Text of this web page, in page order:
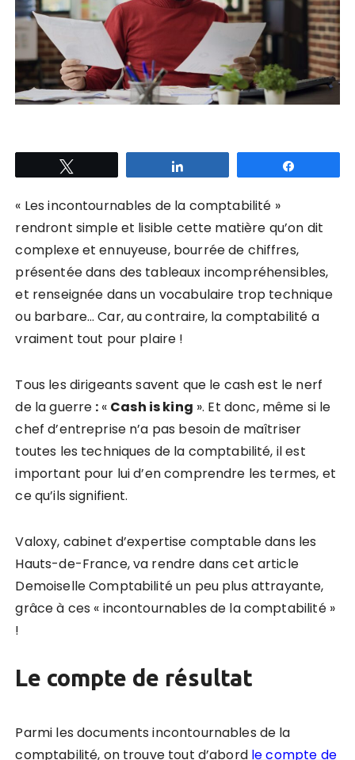
« Les incontournables de la comptabilité »
rendront simple et lisible cette matière qu’on dit
complexe et ennuyeuse, bourrée de chiffres,
présentée dans des tableaux incompréhensibles,
et renseignée dans un vocabulaire trop technique
ou barbare… Car, au contraire, la comptabilité a
vraiment tout pour plaire !
Tous les dirigeants savent que le cash est le nerf
de la guerre : « Cash is king ». Et donc, même si le
chef d’entreprise n’a pas besoin de maîtriser
toutes les techniques de la comptabilité, il est
important pour lui d’en comprendre les termes, et
ce qu’ils signifient.
Valoxy, cabinet d’expertise comptable dans les
Hauts-de-France, va rendre dans cet article
Demoiselle Comptabilité un peu plus attrayante,
grâce à ces « incontournables de la comptabilité »
!
Le compte de résultat
Parmi les documents incontournables de la
comptabilité, on trouve tout d’abord le compte de